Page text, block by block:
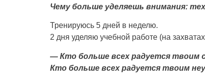
Чему больше уделяешь внимания:
Тренируюсь 5 дней в неделю.
2 дня уделяю учебной работе (на
— Кто больше всех радуется твоим
Кто больше всех радуется твоим